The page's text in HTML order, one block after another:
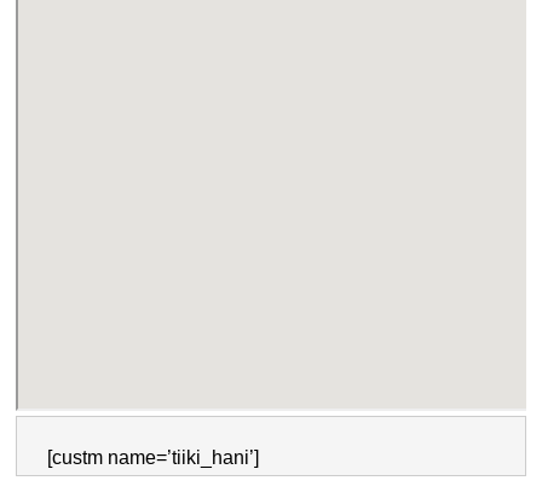
[custm name=’tiiki_hani’]